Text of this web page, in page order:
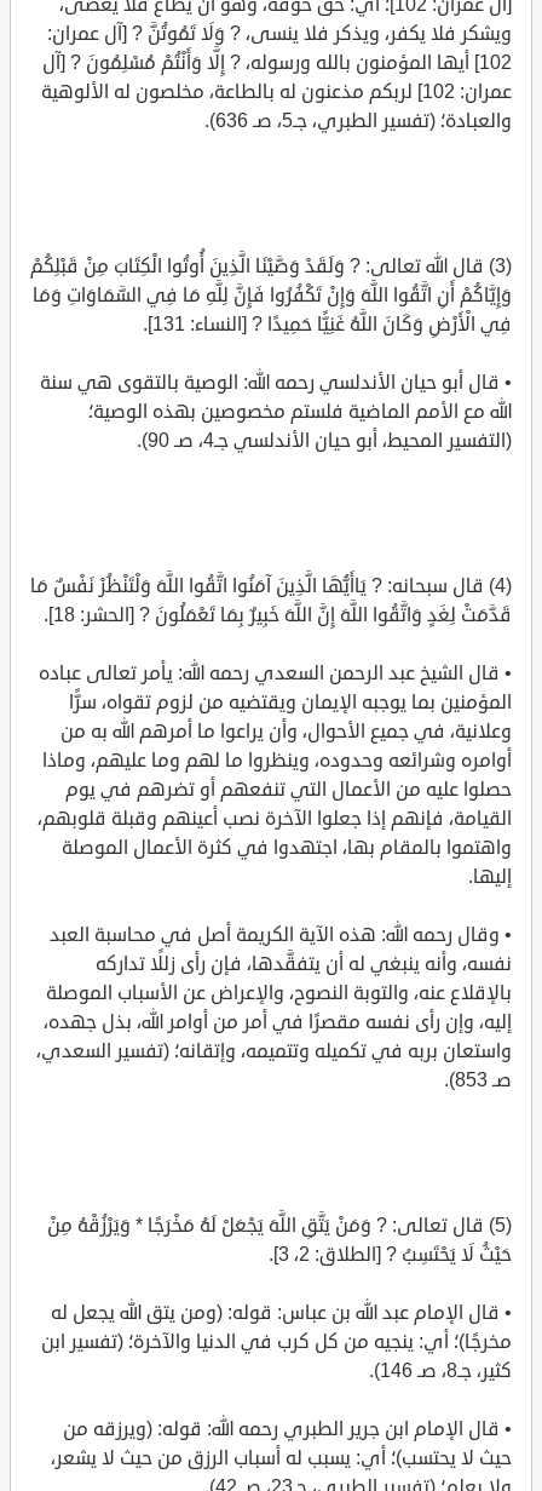
ويشكر فلا يكفر، ويذكر فلا ينسى، ? وَلَا تَمُوتُنَّ ? [آل عمران:
102] أيها المؤمنون بالله ورسوله، ? إِلَّا وَأَنْتُمْ مُسْلِمُونَ ? [آل
عمران: 102] لربكم مذعنون له بالطاعة، مخلصون له الألوهية
والعبادة؛ (تفسير الطبري، جـ5، صـ 636).
(3) قال الله تعالى: ? وَلَقَدْ وَصَّيْنَا الَّذِينَ أُوتُوا الْكِتَابَ مِنْ قَبْلِكُمْ
وَإِيَّاكُمْ أَنِ اتَّقُوا اللَّهَ وَإِنْ تَكْفُرُوا فَإِنَّ لِلَّهِ مَا فِي السَّمَاوَاتِ وَمَا
فِي الْأَرْضِ وَكَانَ اللَّهُ غَنِيًّا حَمِيدًا ? [النساء: 131].
• قال أبو حيان الأندلسي رحمه الله: الوصية بالتقوى هي سنة
الله مع الأمم الماضية فلستم مخصوصين بهذه الوصية؛
(التفسير المحيط، أبو حيان الأندلسي جـ4، صـ 90).
(4) قال سبحانه: ? يَاأَيُّهَا الَّذِينَ آمَنُوا اتَّقُوا اللَّهَ وَلْتَنْظُرْ نَفْسٌ مَا
قَدَّمَتْ لِغَدٍ وَاتَّقُوا اللَّهَ إِنَّ اللَّهَ خَبِيرٌ بِمَا تَعْمَلُونَ ? [الحشر: 18].
• قال الشيخ عبد الرحمن السعدي رحمه الله: يأمر تعالى عباده
المؤمنين بما يوجبه الإيمان ويقتضيه من لزوم تقواه، سرًّا
وعلانية، في جميع الأحوال، وأن يراعوا ما أمرهم الله به من
أوامره وشرائعه وحدوده، وينظروا ما لهم وما عليهم، وماذا
حصلوا عليه من الأعمال التي تنفعهم أو تضرهم في يوم
القيامة، فإنهم إذا جعلوا الآخرة نصب أعينهم وقبلة قلوبهم،
واهتموا بالمقام بها، اجتهدوا في كثرة الأعمال الموصلة
إليها.
• وقال رحمه الله: هذه الآية الكريمة أصل في محاسبة العبد
نفسه، وأنه ينبغي له أن يتفقَّدها، فإن رأى زللًا تداركه
بالإقلاع عنه، والتوبة النصوح، والإعراض عن الأسباب الموصلة
إليه، وإن رأى نفسه مقصرًا في أمر من أوامر الله، بذل جهده،
واستعان بربه في تكميله وتتميمه، وإتقانه؛ (تفسير السعدي،
صـ 853).
(5) قال تعالى: ? وَمَنْ يَتَّقِ اللَّهَ يَجْعَلْ لَهُ مَخْرَجًا * وَيَرْزُقْهُ مِنْ
حَيْثُ لَا يَحْتَسِبُ ? [الطلاق: 2، 3].
• قال الإمام عبد الله بن عباس: قوله: (ومن يتق الله يجعل له
مخرجًا)؛ أي: ينجيه من كل كرب في الدنيا والآخرة؛ (تفسير ابن
كثير، جـ8، صـ 146).
• قال الإمام ابن جرير الطبري رحمه الله: قوله: (ويرزقه من
حيث لا يحتسب)؛ أي: يسبب له أسباب الرزق من حيث لا يشعر،